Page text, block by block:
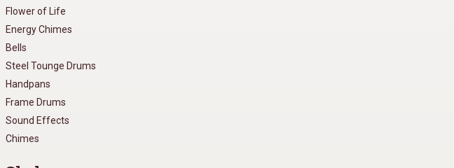
Flower of Life
Energy Chimes
Bells
Steel Tounge Drums
Handpans
Frame Drums
Sound Effects
Chimes